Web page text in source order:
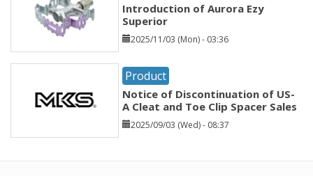
Introduction of Aurora Ezy
Superior
2025/11/03 (Mon) - 03:36
Product
Notice of Discontinuation of US-
A Cleat and Toe Clip Spacer Sales
2025/09/03 (Wed) - 08:37